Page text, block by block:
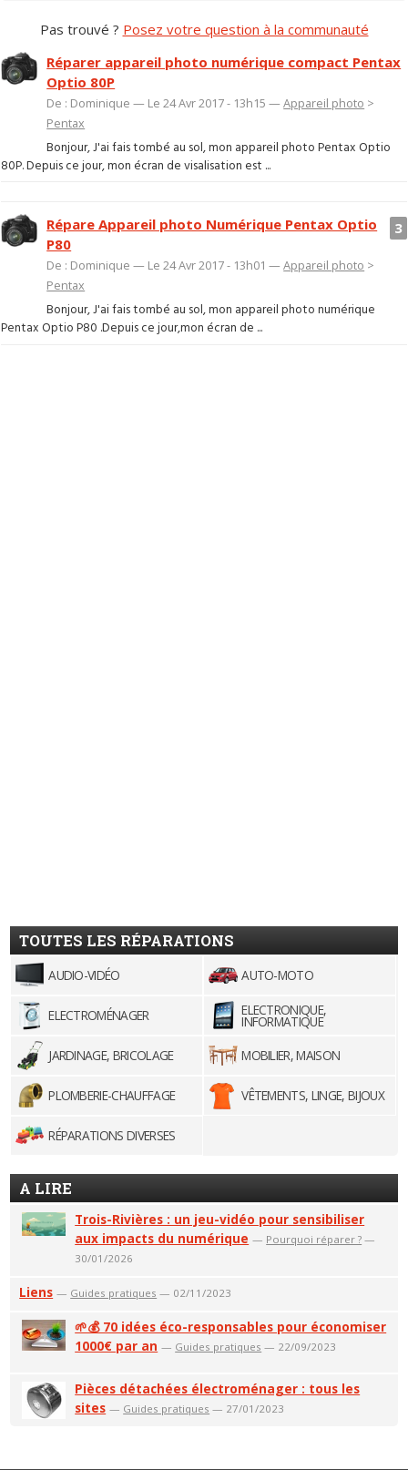
Pas trouvé ? Posez votre question à la communauté
Réparer appareil photo numérique compact Pentax
Optio 80P
De : Dominique — Le 24 Avr 2017 - 13h15 —Appareil photo >
Pentax
Bonjour, J'ai fais tombé au sol, mon appareil photo Pentax Optio
80P. Depuis ce jour, mon écran de visalisation est ...
3
Répare Appareil photo Numérique Pentax Optio
P80
De : Dominique — Le 24 Avr 2017 - 13h01 —Appareil photo >
Pentax
Bonjour, J'ai fais tombé au sol, mon appareil photo numérique
Pentax Optio P80 .Depuis ce jour,mon écran de ...
TOUTES LES RÉPARATIONS
AUDIO-VIDÉO AUTO-MOTO
ELECTROMÉNAGER ELECTRONIQUE,
INFORMATIQUE
JARDINAGE, BRICOLAGE
MOBILIER, MAISON
PLOMBERIE-CHAUFFAGE VÊTEMENTS, LINGE, BIJOUX
RÉPARATIONS DIVERSES
A LIRE
Trois-Rivières : un jeu-vidéo pour sensibiliser
aux impacts du numérique — Pourquoi réparer ? —
30/01/2026
Liens — Guides pratiques — 02/11/2023
🌱💰 70 idées éco-responsables pour économiser
1000€ par an — Guides pratiques — 22/09/2023
Pièces détachées électroménager : tous les
sites — Guides pratiques — 27/01/2023